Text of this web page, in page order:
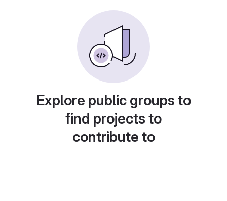
Explore public groups to
find projects to
contribute to